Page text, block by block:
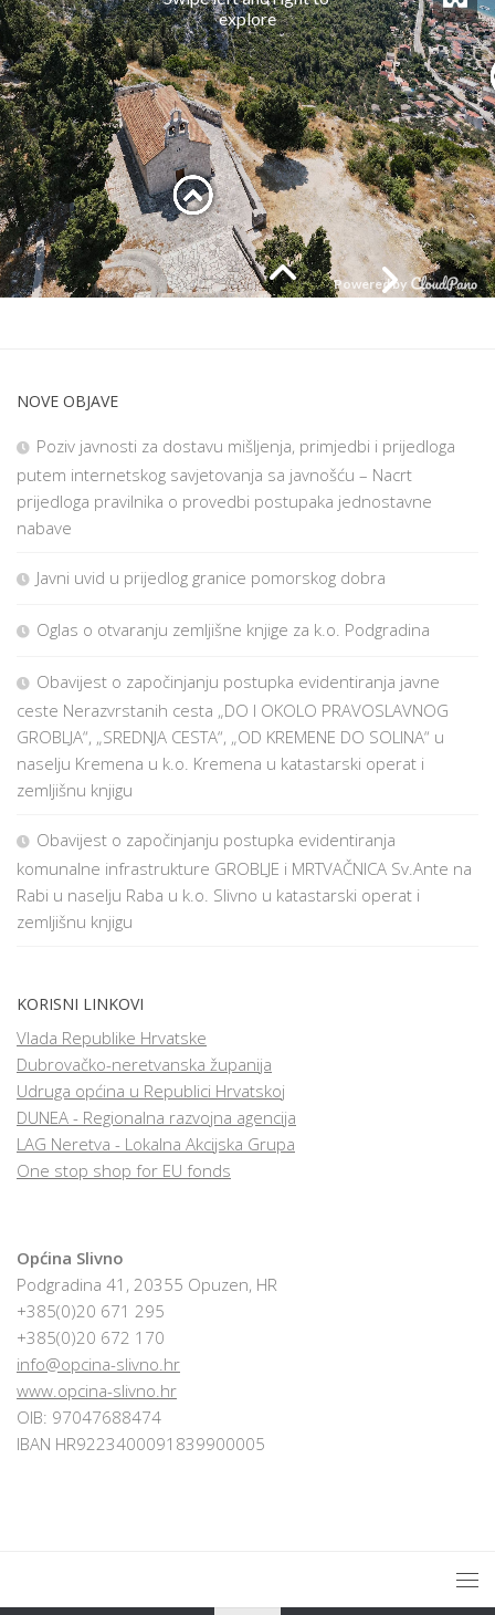
NOVE OBJAVE
Poziv javnosti za dostavu mišljenja, primjedbi i prijedloga
putem internetskog savjetovanja sa javnošću – Nacrt
prijedloga pravilnika o provedbi postupaka jednostavne
nabave
Javni uvid u prijedlog granice pomorskog dobra
Oglas o otvaranju zemljišne knjige za k.o. Podgradina
Obavijest o započinjanju postupka evidentiranja javne
ceste Nerazvrstanih cesta „DO I OKOLO PRAVOSLAVNOG
GROBLJA“, „SREDNJA CESTA“, „OD KREMENE DO SOLINA“ u
naselju Kremena u k.o. Kremena u katastarski operat i
zemljišnu knjigu
Obavijest o započinjanju postupka evidentiranja
komunalne infrastrukture GROBLJE i MRTVAČNICA Sv.Ante na
Rabi u naselju Raba u k.o. Slivno u katastarski operat i
zemljišnu knjigu
KORISNI LINKOVI
Vlada Republike Hrvatske
Dubrovačko-neretvanska županija
Udruga općina u Republici Hrvatskoj
DUNEA - Regionalna razvojna agencija
LAG Neretva - Lokalna Akcijska Grupa
One stop shop for EU fonds
Općina Slivno
Podgradina 41, 20355 Opuzen, HR
+385(0)20 671 295
+385(0)20 672 170
info@opcina-slivno.hr
www.opcina-slivno.hr
OIB: 97047688474
IBAN HR9223400091839900005